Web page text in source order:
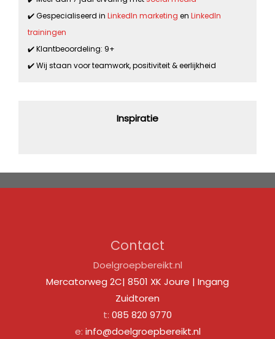
✔️ Gespecialiseerd in LinkedIn marketing en LinkedIn
trainingen
✔️ Klantbeoordeling: 9+
✔️ Wij staan voor teamwork, positiviteit & eerlijkheid
Inspiratie
Contact
Doelgroepbereikt.nl
Mercatorweg 2C| 8501 XK Joure | Ingang
Zuidtoren
t: 085 820 9770
e: info@doelgroepbereikt.nl